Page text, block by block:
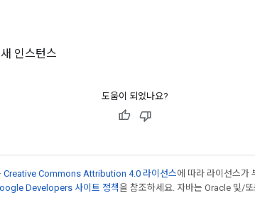
인스턴스
도움이 되었나요?
Creative Commons Attribution 4.0 라이선스에 따라 라이선스가
Developers 사이트 정책을 참조하세요. 자바는 Oracle 및/